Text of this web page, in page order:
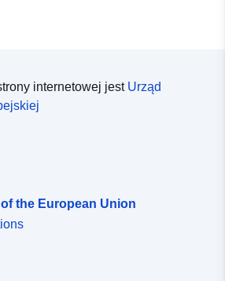
internetowej jest Urząd
the European Union